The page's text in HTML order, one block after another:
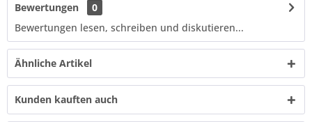
Bewertungen
0
Bewertungen lesen, schreiben und diskutieren...
Ähnliche Artikel
Kunden kauften auch